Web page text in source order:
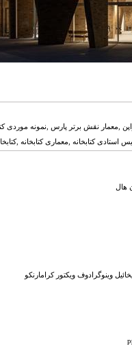
,معمار نقش برتر پارس ,نمونه موردی
استادی کتابخانه ,معماری کتابخانه
هال
وینوگرادوف ویکتور کرامارنکو